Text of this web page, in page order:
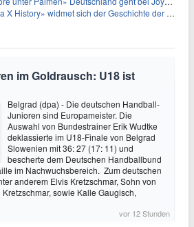
History» widmet sich der Geschichte der deutschen Vereine
im Goldrausch: U18 ist
Belgrad (dpa) - Die deutschen Handball-
Junioren sind Europameister. Die
Auswahl von Bundestrainer Erik Wudtke
deklassierte im U18-Finale von Belgrad
Slowenien mit 36: 27 (17: 11) und
bescherte dem Deutschen Handballbund
im Nachwuchsbereich. Zum deutschen
anderem Elvis Kretzschmar, Sohn von
sowie Kalle Gaugisch,
vor 12 Stunden